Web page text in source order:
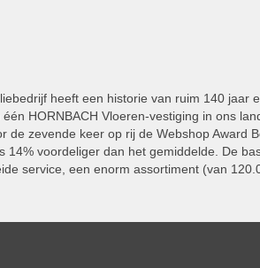
heeft een historie van ruim 140 jaar
HORNBACH Vloeren-vestiging in ons
zevende keer op rij de Webshop Award
voordeliger dan het gemiddelde. De
service, een enorm assortiment (van